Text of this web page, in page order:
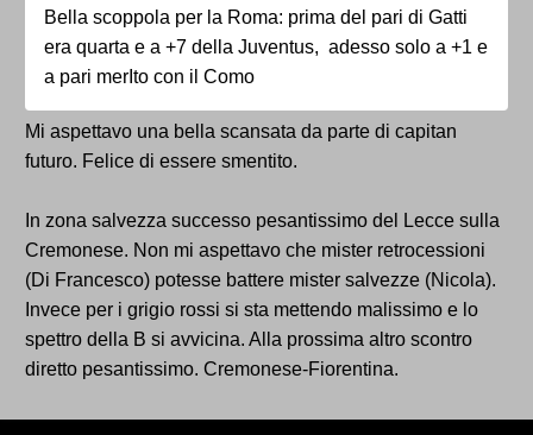
Bella scoppola per la Roma: prima del pari di Gatti
era quarta e a +7 della Juventus, adesso solo a +1 e
a pari merIto con il Como
Mi aspettavo una bella scansata da parte di capitan
futuro. Felice di essere smentito.
In zona salvezza successo pesantissimo del Lecce sulla
Cremonese. Non mi aspettavo che mister retrocessioni
(Di Francesco) potesse battere mister salvezze (Nicola).
Invece per i grigio rossi si sta mettendo malissimo e lo
spettro della B si avvicina. Alla prossima altro scontro
diretto pesantissimo. Cremonese-Fiorentina.